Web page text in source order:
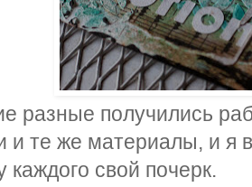
разные получились
и те же материалы, и я
каждого свой почерк.